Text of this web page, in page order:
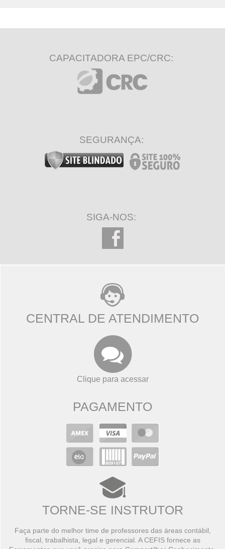
CAPACITADORA EPC/CRC:
SEGURANÇA:
SIGA-NOS:
CENTRAL DE ATENDIMENTO
Clique para acessar
PAGAMENTO
TORNE-SE INSTRUTOR
Faça parte do melhor time de professores das áreas contábil,
fiscal, trabalhista, legal e gerencial. A CEFIS fornece as